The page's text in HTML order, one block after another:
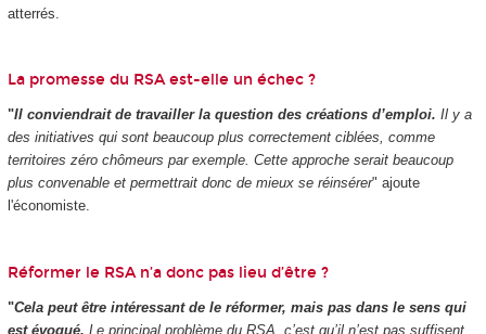
atterrés.
La promesse du RSA est-elle un échec ?
"Il conviendrait de travailler la question des créations d’emploi. Il y a
des initiatives qui sont beaucoup plus correctement ciblées, comme
territoires zéro chômeurs par exemple. Cette approche serait beaucoup
plus convenable et permettrait donc de mieux se réinsérer" ajoute
l'économiste.
Réformer le RSA n’a donc pas lieu d’être ?
"Cela peut être intéressant de le réformer, mais pas dans le sens qui
est évoqué. Le principal problème du RSA, c’est qu’il n’est pas suffisent